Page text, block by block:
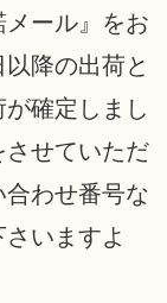
ール』をお
降の出荷と
確定しまし
せていただ
わせ番号な
いますよ